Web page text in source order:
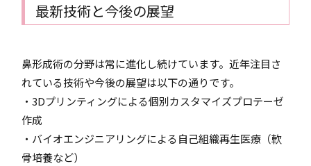
最新技術と今後の展望
鼻形成術の分野は常に進化し続けています。近年注目さ
れている技術や今後の展望は以下の通りです。
・3Dプリンティングによる個別カスタマイズプロテーゼ
作成
・バイオエンジニアリングによる自己組織再生医療（軟
骨培養など）